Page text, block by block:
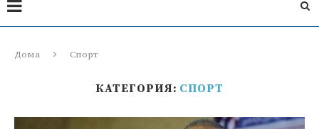
Дома Спорт
КАТЕГОРИЯ: СПОРТ